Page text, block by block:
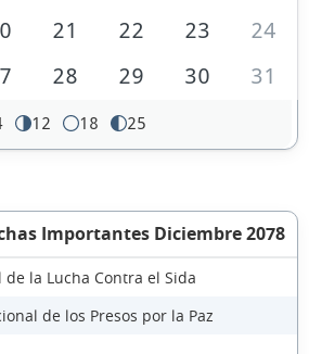
21 22 23
24
28 29 30 31
12 18 25
Importantes Diciembre 2078
la Lucha Contra el Sida
de los Presos por la Paz